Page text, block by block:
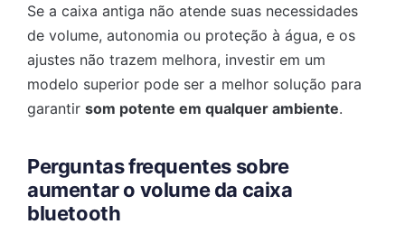
Se a caixa antiga não atende suas necessidades
de volume, autonomia ou proteção à água, e os
ajustes não trazem melhora, investir em um
modelo superior pode ser a melhor solução para
garantir som potente em qualquer ambiente.
Perguntas frequentes sobre
aumentar o volume da caixa
bluetooth